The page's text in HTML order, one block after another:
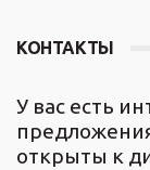
КОНТАКТЫ
У вас есть
открыты к